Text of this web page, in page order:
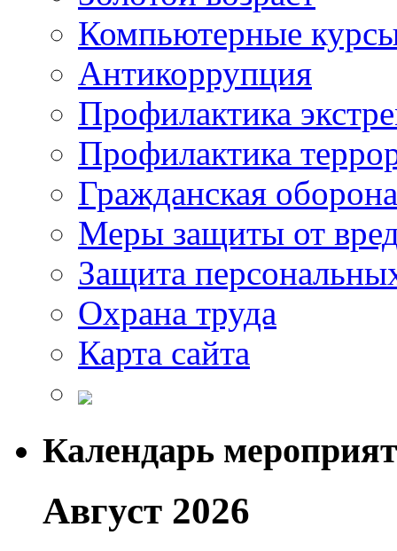
Компьютерные
Антикоррупция
Профилактика
Профилактика
Гражданская оборона
Меры защиты от
Защита
Охрана труда
Карта сайта
Календарь
Август 2026